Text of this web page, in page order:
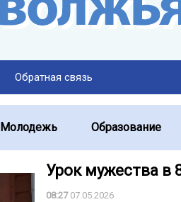
Обратная связь
Молодежь Образование
️Урок мужества в
08:2707.05.2026